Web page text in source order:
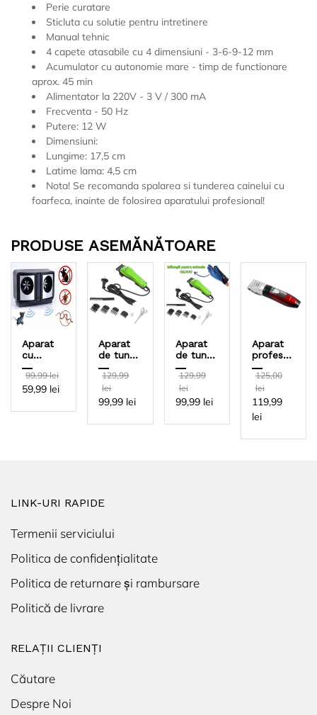
Perie curatare
Sticluta cu solutie pentru intretinere
Manual tehnic
4 capete atasabile cu 4 dimensiuni - 3-6-9-12 mm
Acumulator cu autonomie mare - timp de functionare
aprox. 45 min
Alimentator la 220V - 3 V / 300 mA
Frecventa - 50 Hz
Putere: 12 W
Dimensiuni:
Lungime: 17,5 cm
Latime lama: 4,5 cm
Nota! Se recomanda spalarea si tunderea cainelui cu
foarfeca, inainte de folosirea aparatului profesional!
PRODUSE ASEMĂNĂTOARE
Aparat
cu
ultrasunete
contra
rozatoare
gandaci
99,99 lei
59,99 lei
Aparat
de tuns
animale,
4
capete
diverse
accesorii
129,99
lei
99,99 lei
Aparat
de tuns
animale,
4
capete
diverse
accesorii
129,99
lei
99,99 lei
Aparat
profesional
pentru
tuns
caini
125,00
lei
119,99
lei
LINK-URI RAPIDE
Termenii serviciului
Politica de confidențialitate
Politica de returnare și rambursare
Politică de livrare
RELAȚII CLIENȚI
Căutare
Despre Noi